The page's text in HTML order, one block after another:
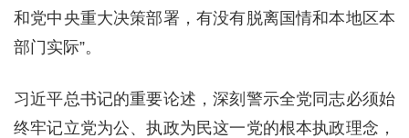
和党中央重大决策部署，有没有脱离国情和本地区本
部门实际”。
习近平总书记的重要论述，深刻警示全党同志必须始
终牢记立党为公、执政为民这一党的根本执政理念，